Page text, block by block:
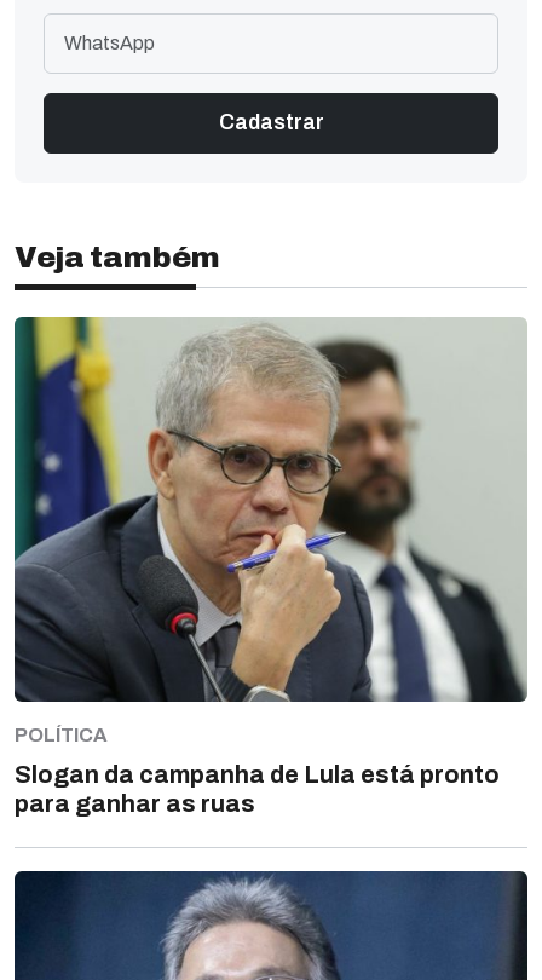
Veja também
POLÍTICA
Slogan da campanha de Lula está pronto
para ganhar as ruas